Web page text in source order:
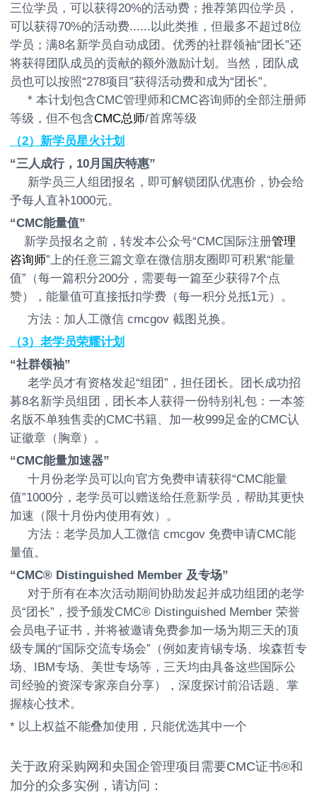
三位学员，可以获得20%的活动费；推荐第四位学员，
可以获得70%的活动费......以此类推，但最多不超过8位
学员；满8名新学员自动成团。优秀的社群领袖“团长”还
将获得团队成员的贡献的额外激励计划。当然，团队成
员也可以按照“278项目”获得活动费和成为“团长”。
* 本计划包含CMC管理师和CMC咨询师的全部注册师
等级，但不包含CMC总师/首席等级
（2）新学员星火计划
“三人成行， 10月 国庆特惠”
新学员三人组团报名，即可解锁团队优惠价，协会给
予每人直补1000元。
“CMC能量值”
新学员报名之前，转发本公众号“CMC国际注册管理
咨询师”上的任意三篇文章在微信朋友圈即可积累“能量
值”（每一篇积分200分，需要每一篇至少获得7个点
赞），能量值可直接抵扣学费（每一积分兑抵1元）。
方法：加人工微信 cmcgov 截图兑换。
（3）老学员荣耀计划
“社群领袖”
老学员才有资格发起“组团”，担任团长。团长成功招
募8名新学员组团，团长本人获得一份特别礼包：一本签
名版不单独售卖的CMC书籍、加一枚999足金的CMC认
证徽章（胸章）。
“CMC能量加速器”
十月份老学员可以向官方免费申请获得“CMC能量
值”1000分，老学员可以赠送给任意新学员，帮助其更快
加速（限十月份内使用有效）。
方法：老学员加人工微信 cmcgov 免费申请CMC能
量值。
“CMC® Distinguished Member 及专场”
对于所有在本次活动期间协助发起并成功组团的老学
员“团长”，授予颁发CMC® Distinguished Member 荣誉
会员电子证书，并将被邀请免费参加一场为期三天的顶
级专属的“国际交流专场会”（例如麦肯锡专场、埃森哲专
场、IBM专场、美世专场等，三天均由具备这些国际公
司经验的资深专家亲自分享），深度探讨前沿话题、掌
握核心技术。
* 以上权益不能叠加使用，只能优选其中一个
关于政府采购网和央国企管理项目需要CMC证书®和
加分的众多实例，请访问：